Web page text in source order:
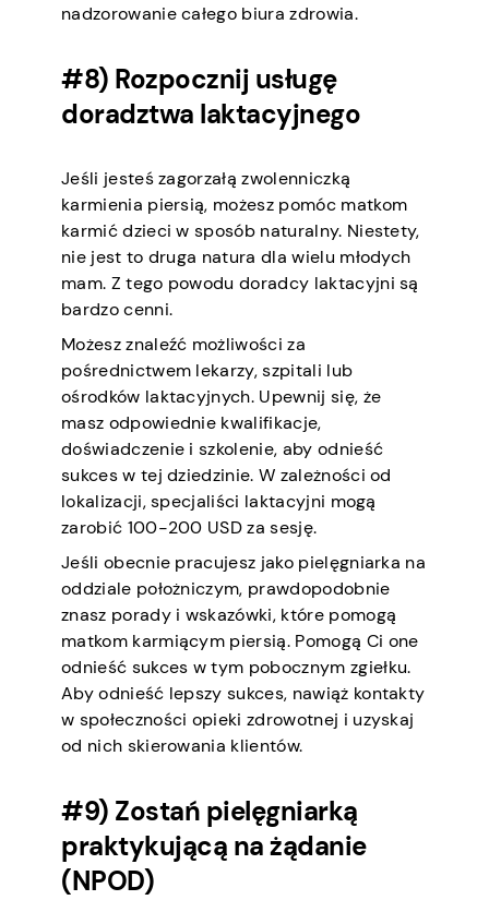
nadzorowanie całego biura zdrowia.
#8) Rozpocznij usługę
doradztwa laktacyjnego
Jeśli jesteś zagorzałą zwolenniczką
karmienia piersią, możesz pomóc matkom
karmić dzieci w sposób naturalny. Niestety,
nie jest to druga natura dla wielu młodych
mam. Z tego powodu doradcy laktacyjni są
bardzo cenni.
Możesz znaleźć możliwości za
pośrednictwem lekarzy, szpitali lub
ośrodków laktacyjnych. Upewnij się, że
masz odpowiednie kwalifikacje,
doświadczenie i szkolenie, aby odnieść
sukces w tej dziedzinie. W zależności od
lokalizacji, specjaliści laktacyjni mogą
zarobić 100-200 USD za sesję.
Jeśli obecnie pracujesz jako pielęgniarka na
oddziale położniczym, prawdopodobnie
znasz porady i wskazówki, które pomogą
matkom karmiącym piersią. Pomogą Ci one
odnieść sukces w tym pobocznym zgiełku.
Aby odnieść lepszy sukces, nawiąż kontakty
w społeczności opieki zdrowotnej i uzyskaj
od nich skierowania klientów.
#9) Zostań pielęgniarką
praktykującą na żądanie
(NPOD)